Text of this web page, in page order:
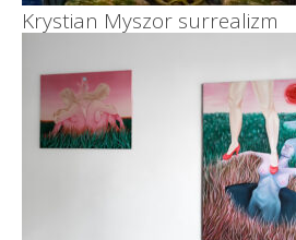
Krystian Myszor surrealizm